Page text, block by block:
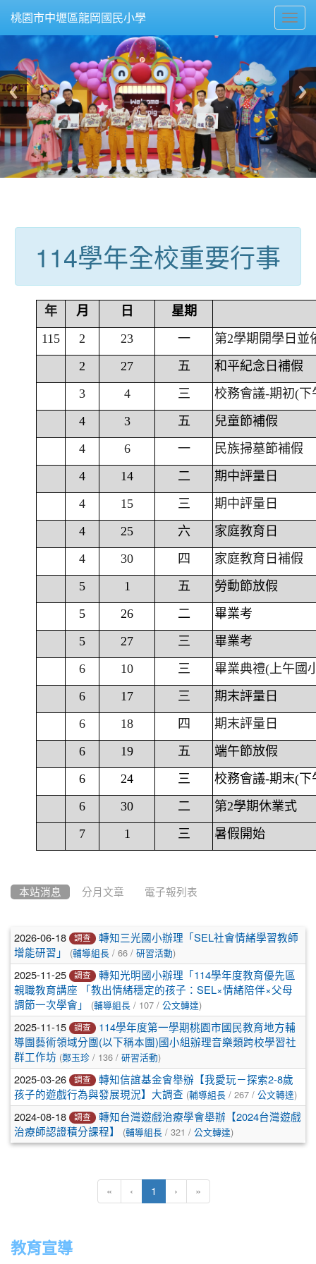
桃園市中壢區龍岡國民小學
114學年全校重要行事
年 月 日
星期
115
2 23 一
第2學期開學日並
2
27 五
和平紀念日補假
3
4 三
校務會議-期初(下
4
3 五
兒童節補假
4
6 一
民族掃墓節補假
4
14 二
期中評量日
4
15 三
期中評量日
4
25 六
家庭教育日
4
30 四
家庭教育日補假
5
1 五
勞動節放假
5
26 二
畢業考
5
27 三
畢業考
6
10 三
畢業典禮(上午國
6
17 三
期末評量日
6
18 四
期末評量日
6
19 五
端午節放假
6
24 三
校務會議-期末(下
6
30 二
第2學期休業式
7
1 三 暑假開始
本站消息 分月文章 電子報列表
文
章
列
表
2026-06-18 調查
轉知三光國小辦理「SEL社會情緒學習教師
增能研習」
(輔導組長 / 66 / 研習活動)
2025-11-25 調查
轉知光明國小辦理「114學年度教育優先區
親職教育講座 「教出情緒穩定的孩子：SEL×情緒陪伴×父母
調節一次學會」
(輔導組長 / 107 / 公文轉達)
2025-11-15 調查
114學年度第一學期桃園市國民教育地方輔
導團藝術領域分團(以下稱本團)國小組辦理音樂類跨校學習社
群工作坊 (鄭玉珍 / 136 / 研習活動)
2025-03-26 調查
轉知信誼基金會舉辦【我愛玩－探索2-8歲
孩子的遊戲行為與發展現況】大調查 (輔導組長 / 267 / 公文轉達)
2024-08-18 調查
轉知台灣遊戲治療學會舉辦【2024台灣遊戲
治療師認證積分課程】
(輔導組長 / 321 / 公文轉達)
« ‹ 1 (current)
› »
教育宣導